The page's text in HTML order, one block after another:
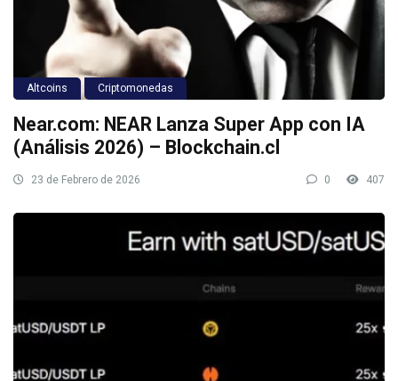
Altcoins Criptomonedas
Near.com: NEAR Lanza Super App con IA
(Análisis 2026) – Blockchain.cl
23 de Febrero de 2026 0 407